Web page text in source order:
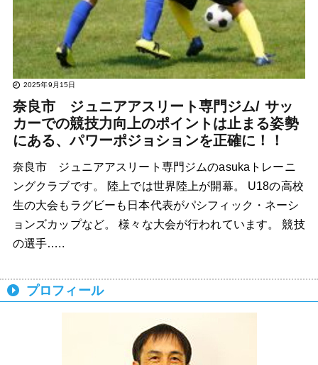
2025年9月15日
奈良市 ジュニアアスリート専門ジム/ サッ
カーでの競技力向上のポイントは止まる姿勢
にある、パワーポジョションを正確に！！
奈良市 ジュニアアスリート専門ジムのasukaトレーニ
ングクラブです。 陸上では世界陸上が開幕。 U18の高校
生の大会もラグビーも日本代表がパシフィック・ネーシ
ョンズカップなど。 様々な大会が行われています。 競技
の選手…..
プロフィール